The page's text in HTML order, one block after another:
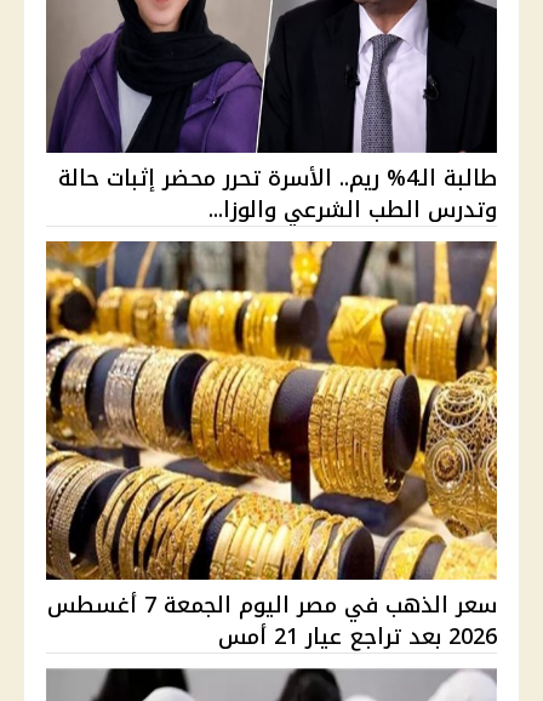
طالبة الـ4% ريم.. الأسرة تحرر محضر إثبات حالة
وتدرس الطب الشرعي والوزا...
سعر الذهب في مصر اليوم الجمعة 7 أغسطس
2026 بعد تراجع عيار 21 أمس